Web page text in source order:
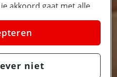
akkoord gaat met alle
liever niet”, dan
cookies om
Dat betekent dat
toepassen.
je zelf bepalen welke
niet